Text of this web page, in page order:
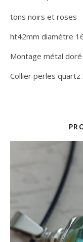
tons noirs et roses
ht42mm diamètre
Montage métal
Collier perles quartz